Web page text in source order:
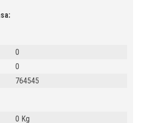
0
0
764545
0 Kg